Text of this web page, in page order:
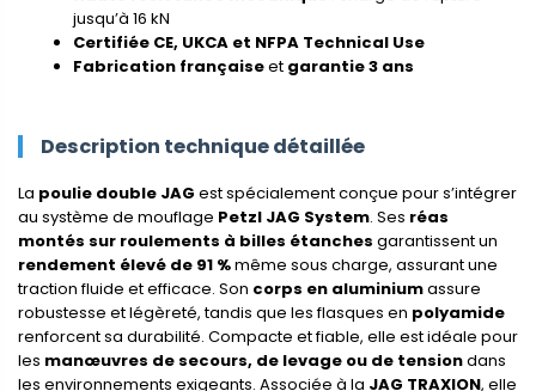
jusqu’à 16 kN
Certifiée CE, UKCA et NFPA Technical Use
Fabrication françaiseet garantie 3 ans
Description technique détaillée
La poulie double JAG est spécialement conçue pour s’intégrer
au système de mouflage Petzl JAG System. Ses réas
montés sur roulements à billes étanches garantissent un
rendement élevé de 91 %même sous charge, assurant une
traction fluide et efficace. Son corps en aluminiumassure
robustesse et légèreté, tandis que les flasques en polyamide
renforcent sa durabilité. Compacte et fiable, elle est idéale pour
les manœuvres de secours, de levage ou de tensiondans
les environnements exigeants. Associée à la JAG TRAXION, elle